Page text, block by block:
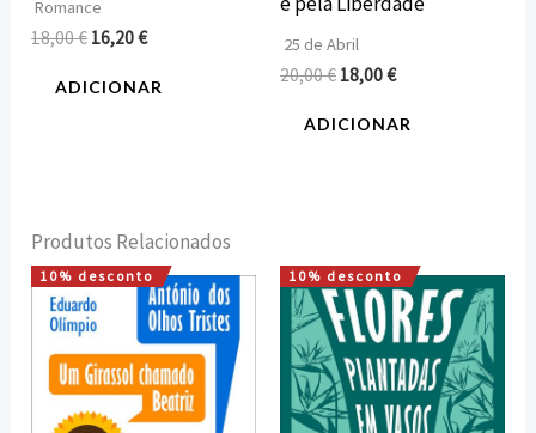
Romance
18,00€ 16,20€
ADICIONAR
25 de Abril
20,00€ 18,00€
ADICIONAR
Produtos Relacionados
10% desconto
O
preço
original
era:
10,00 €.
O
preço
atual
é:
9,00 €.
10% desconto
O
preço
original
era:
14,00 €.
O
preço
atual
é:
12,60 €.